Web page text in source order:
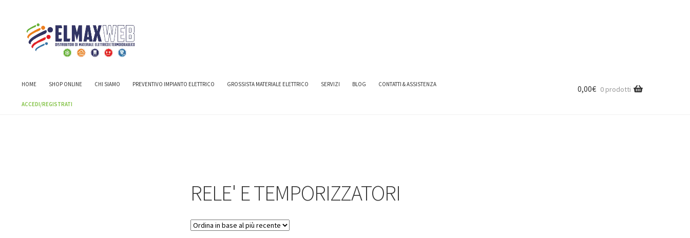
HOME SHOP ONLINE CHI SIAMO PREVENTIVO IMPIANTO ELETTRICO GROSSISTA MATERIALE ELETTRICO SERVIZI BLOG CONTATTI & ASSISTENZA
ACCEDI/REGISTRATI
0,00€ 0 prodotti
Home Shop RELE' E TEMPORIZZATORI
RELE' E TEMPORIZZATORI